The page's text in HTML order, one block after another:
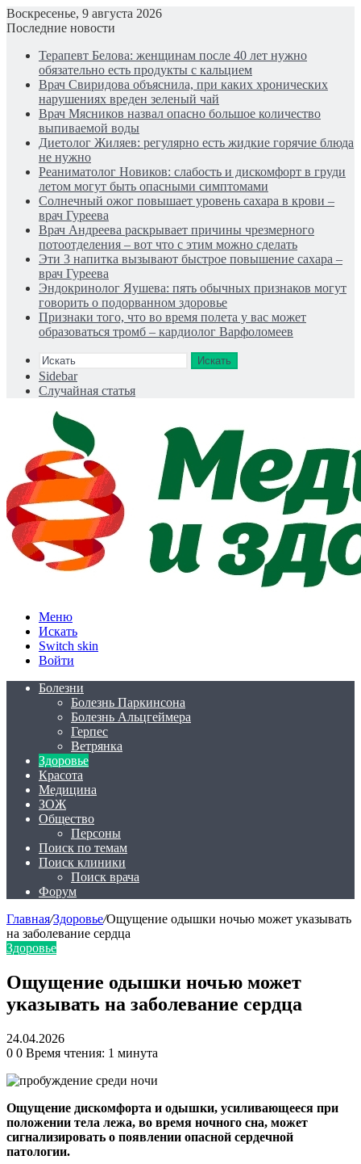
Воскресенье, 9 августа 2026
Последние новости
Терапевт Белова: женщинам после 40 лет нужно
обязательно есть продукты с кальцием
Врач Свиридова объяснила, при каких хронических
нарушениях вреден зеленый чай
Врач Мясников назвал опасно большое количество
выпиваемой воды
Диетолог Жиляев: регулярно есть жидкие горячие блюда
не нужно
Реаниматолог Новиков: слабость и дискомфорт в груди
летом могут быть опасными симптомами
Солнечный ожог повышает уровень сахара в крови –
врач Гуреева
Врач Андреева раскрывает причины чрезмерного
потоотделения – вот что с этим можно сделать
Эти 3 напитка вызывают быстрое повышение сахара –
врач Гуреева
Эндокринолог Яушева: пять обычных признаков могут
говорить о подорванном здоровье
Признаки того, что во время полета у вас может
образоваться тромб – кардиолог Варфоломеев
Искать
Sidebar
Случайная статья
Меню
Искать
Switch skin
Войти
Болезни
Болезнь Паркинсона
Болезнь Альцгеймера
Герпес
Ветрянка
Здоровье
Красота
Медицина
ЗОЖ
Общество
Персоны
Поиск по темам
Поиск клиники
Поиск врача
Форум
Главная/Здоровье/Ощущение одышки ночью может указывать
на заболевание сердца
Здоровье
Ощущение одышки ночью может
указывать на заболевание сердца
24.04.2026
0 0 Время чтения: 1 минута
Ощущение дискомфорта и одышки, усиливающееся при
положении тела лежа, во время ночного сна, может
сигнализировать о появлении опасной сердечной
патологии.